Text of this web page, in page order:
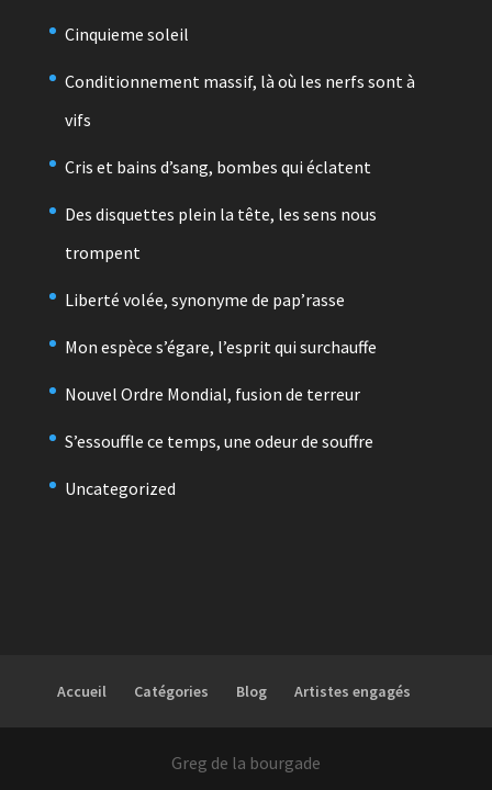
Cinquieme soleil
Conditionnement massif, là où les nerfs sont à
vifs
Cris et bains d’sang, bombes qui éclatent
Des disquettes plein la tête, les sens nous
trompent
Liberté volée, synonyme de pap’rasse
Mon espèce s’égare, l’esprit qui surchauffe
Nouvel Ordre Mondial, fusion de terreur
S’essouffle ce temps, une odeur de souffre
Uncategorized
Accueil Catégories Blog Artistes engagés
Greg de la bourgade